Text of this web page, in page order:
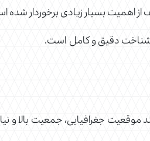
اهمیت بسیار زیادی برخوردار
شناخت دقیق و کامل است.
جغرافیایی، جمعیت بالا و